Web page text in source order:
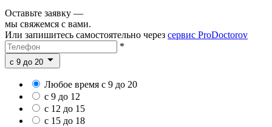
Оставьте заявку —
мы свяжемся с вами.
Или запишитесь самостоятельно через сервис ProDoctorov
*
c 9 до 20
Любое время с 9 до 20
с 9 до 12
с 12 до 15
с 15 до 18